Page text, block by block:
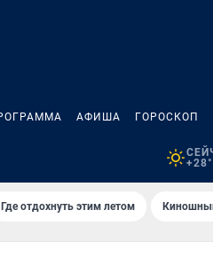
АФИША ГОРОСКОП
Где отдохнуть этим летом